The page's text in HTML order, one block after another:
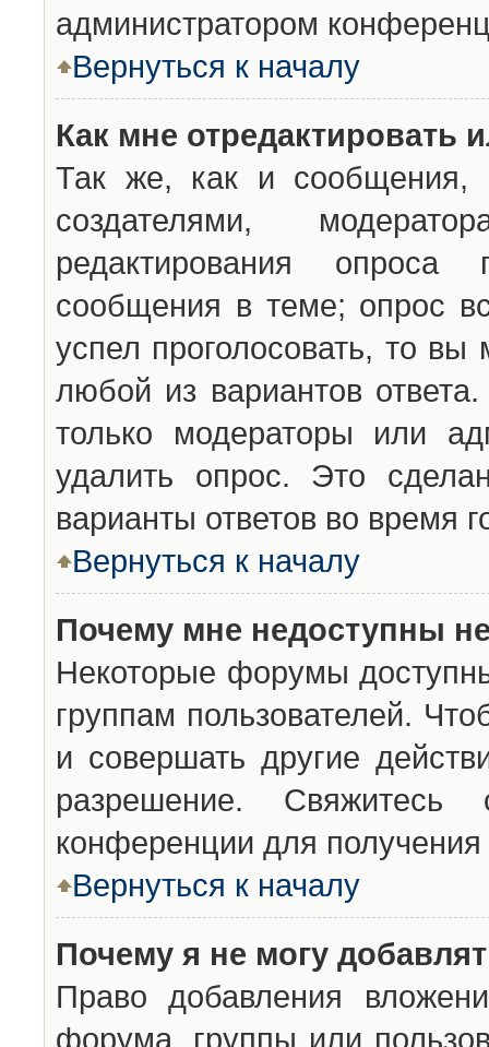
администратором
Вернуться к началу
Как мне отредактировать
Так же, как и сообщения,
создателями,
редактирования опроса
сообщения в теме; опрос
успел проголосовать, то вы
любой из вариантов
только модераторы или
удалить опрос. Это
варианты ответов во время
Вернуться к началу
Почему мне недоступны
Некоторые форумы
группам пользователей.
и совершать другие
разрешение. Свяжитесь
конференции для получения
Вернуться к началу
Почему я не могу
Право добавления
форума, группы или